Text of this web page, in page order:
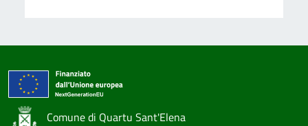
Comune di Quartu Sant'Elena